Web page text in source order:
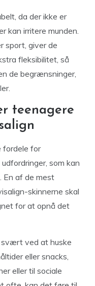
da der ikke er
kan irritere munden.
sport, giver de
fleksibilitet, så
de begrænsninger,
teenagere
fordele for
som kan
En af de mest
skinnerne skal
for at opnå det
svært ved at huske
eller snacks,
eller til sociale